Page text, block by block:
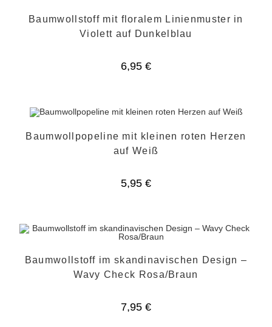
Baumwollstoff mit floralem Linienmuster in
Violett auf Dunkelblau
6,95 €
Baumwollpopeline mit kleinen roten Herzen
auf Weiß
5,95 €
Baumwollstoff im skandinavischen Design –
Wavy Check Rosa/Braun
7,95 €